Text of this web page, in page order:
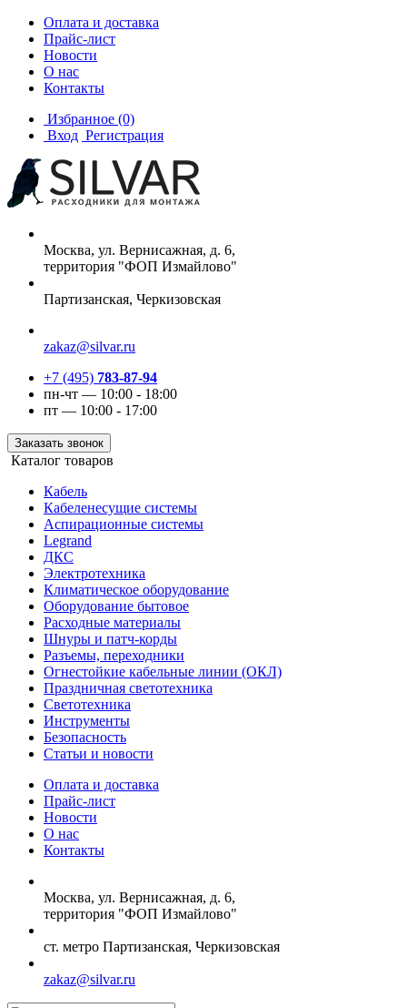
Оплата и доставка
Прайс-лист
Новости
О нас
Контакты
Избранное (0)
Вход Регистрация
Москва, ул. Вернисажная, д. 6,
территория "ФОП Измайлово"
Партизанская, Черкизовская
zakaz@silvar.ru
+7 (495) 783-87-94
пн-чт — 10:00 - 18:00
пт — 10:00 - 17:00
Заказать звонок
Каталог товаров
Кабель
Кабеленесущие системы
Аспирационные системы
Legrand
ДКС
Электротехника
Климатическое оборудование
Оборудование бытовое
Расходные материалы
Шнуры и патч-корды
Разъемы, переходники
Огнестойкие кабельные линии (ОКЛ)
Праздничная светотехника
Светотехника
Инструменты
Безопасность
Статьи и новости
Оплата и доставка
Прайс-лист
Новости
О нас
Контакты
Москва, ул. Вернисажная, д. 6,
территория "ФОП Измайлово"
ст. метро Партизанская, Черкизовская
zakaz@silvar.ru